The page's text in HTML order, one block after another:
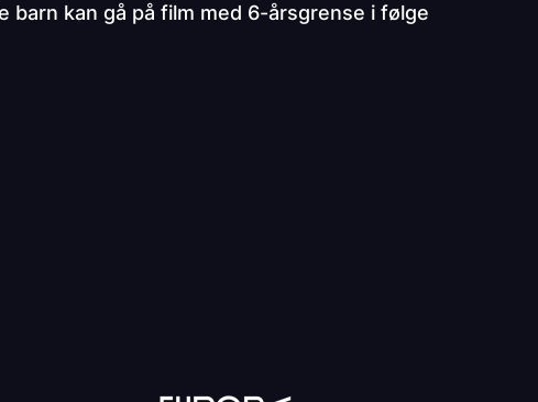
barn kan gå på film med 6-årsgrense i følge